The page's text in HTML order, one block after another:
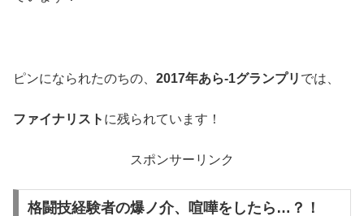
ピンになられたのちの、 2017年あら-1グランプリ では、
ファイナリスト に残られています！
スポンサーリンク
格闘技経験者の爆ノ介、喧嘩をしたら…？！